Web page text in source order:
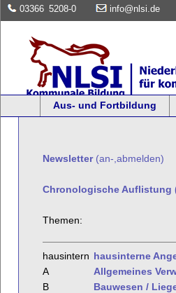
03366 5208-0 info@nlsi.de
Aus- und Fortbildung
Newsletter(an-,abmelden)
Chronologische Auflistung
Themen:
hausintern hausinterne
A
Allgemeines
B
Bauwesen /